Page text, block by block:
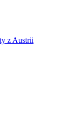
z Austrii